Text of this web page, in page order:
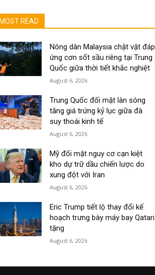
MOST READ
Nông dân Malaysia chật vật đáp
ứng cơn sốt sầu riêng tại Trung
Quốc giữa thời tiết khắc nghiệt
August 6, 2026
Trung Quốc đối mặt làn sóng
tăng giá trứng kỷ lục giữa đà
suy thoái kinh tế
August 6, 2026
Mỹ đối mặt nguy cơ cạn kiệt
kho dự trữ dầu chiến lược do
xung đột với Iran
August 6, 2026
Eric Trump tiết lộ thay đổi kế
hoạch trưng bày máy bay Qatari
tặng
August 6, 2026